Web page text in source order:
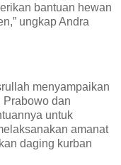
bantuan hewan
ungkap Andra
menyampaikan
Prabowo dan
untuk
amanat
daging kurban